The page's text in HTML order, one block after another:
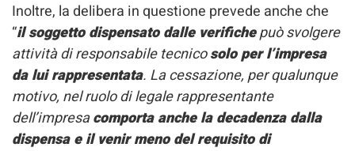
Inoltre, la delibera in questione prevede anche che
“il soggetto dispensato dalle verifichepuò svolgere
attività di responsabile tecnicosolo per l’impresa
da lui rappresentata. La cessazione, per qualunque
motivo, nel ruolo di legale rappresentante
dell’impresacomporta anche la decadenza dalla
dispensa e il venir meno del requisito di